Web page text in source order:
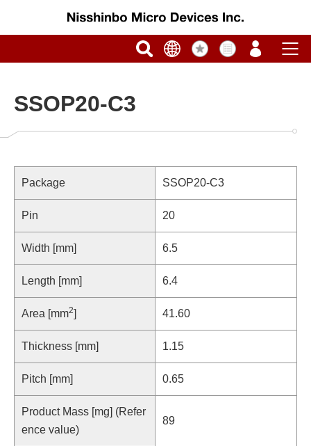
SSOP20-C3
Package SSOP20-C3
Pin 20
Width [mm] 6.5
Length [mm] 6.4
Area [mm2] 41.60
Thickness [mm] 1.15
Pitch [mm] 0.65
Product Mass [mg] (Refer
ence value)
89